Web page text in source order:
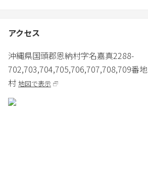
アクセス
沖縄県国頭郡恩納村字名嘉真2288-
702,703,704,705,706,707,708,709番地
村 地図で表示